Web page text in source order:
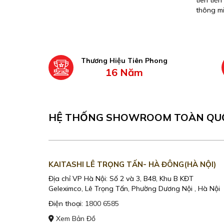
thông
Thương Hiệu Tiên Phong
16 Năm
HỆ THỐNG SHOWROOM TOÀN
KAITASHI LÊ TRỌNG TẤN- HÀ ĐÔNG(HÀ NỘI)
Địa chỉ VP Hà Nội: Số 2 và 3, B48, Khu B KĐT
Geleximco, Lê Trọng Tấn, Phường Dương Nội , Hà Nội
Điện thoại: 1800 6585
Xem Bản Đồ